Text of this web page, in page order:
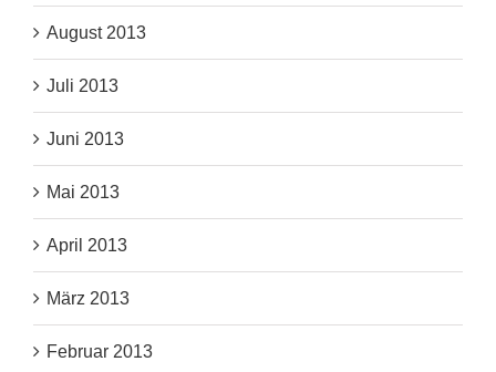
August 2013
Juli 2013
Juni 2013
Mai 2013
April 2013
März 2013
Februar 2013